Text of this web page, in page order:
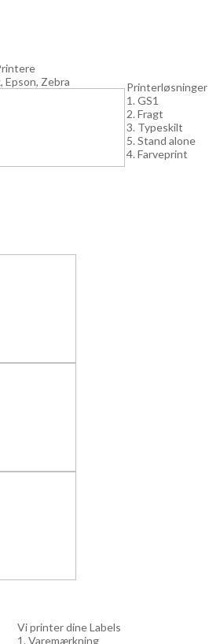
Epson, Zebra
Printerløsninger
1. GS1
2. Fragt
3. Typeskilt
5. Stand alone
4. Farveprint
Vi printer dine Labels
1. Varemærkning